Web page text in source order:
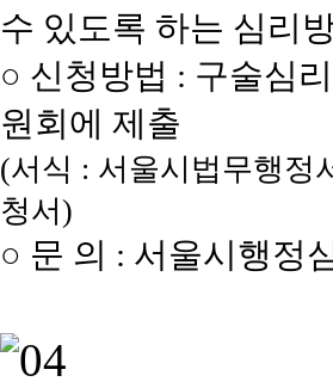
수 있도록 하는 심리
○ 신청방법 : 구술심
원회에 제출
(서식 : 서울시법무행
청서)
○ 문 의 : 서울시행정